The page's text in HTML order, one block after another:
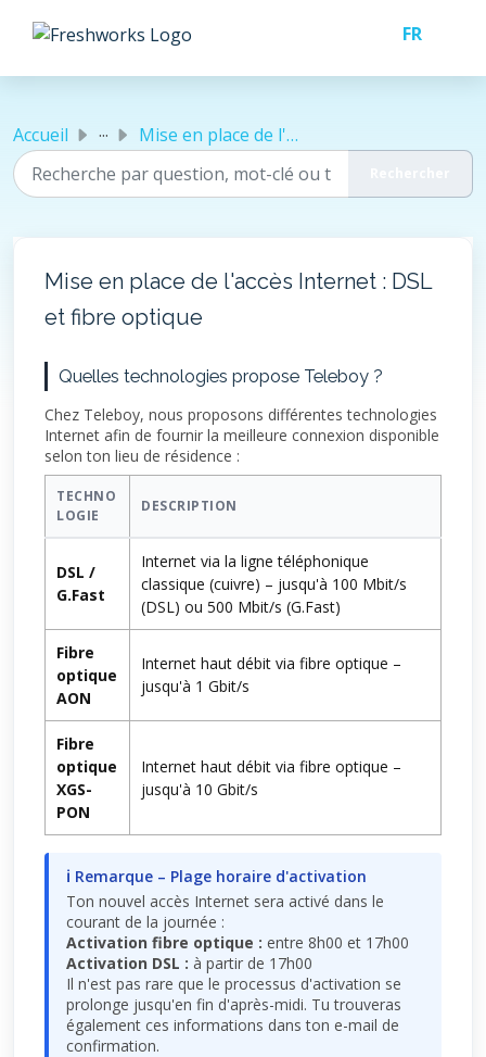
Accueil ... Mise en place de l'accès Internet : DSL et fibre optique
Mise en place de l'accès Internet : DSL
et fibre optique
Quelles technologies propose Teleboy ?
Chez Teleboy, nous proposons différentes technologies
Internet afin de fournir la meilleure connexion disponible
selon ton lieu de résidence :
TECHNO
LOGIE
DESCRIPTION
DSL /
G.Fast
Internet via la ligne téléphonique
classique (cuivre) – jusqu'à 100 Mbit/s
(DSL) ou 500 Mbit/s (G.Fast)
Fibre
optique
AON
Internet haut débit via fibre optique –
jusqu'à 1 Gbit/s
Fibre
optique
XGS-
PON
Internet haut débit via fibre optique –
jusqu'à 10 Gbit/s
ℹ Remarque – Plage horaire d'activation
Ton nouvel accès Internet sera activé dans le
courant de la journée :
Activation fibre optique : entre 8h00 et 17h00
Activation DSL : à partir de 17h00
Il n'est pas rare que le processus d'activation se
prolonge jusqu'en fin d'après-midi. Tu trouveras
également ces informations dans ton e-mail de
confirmation.